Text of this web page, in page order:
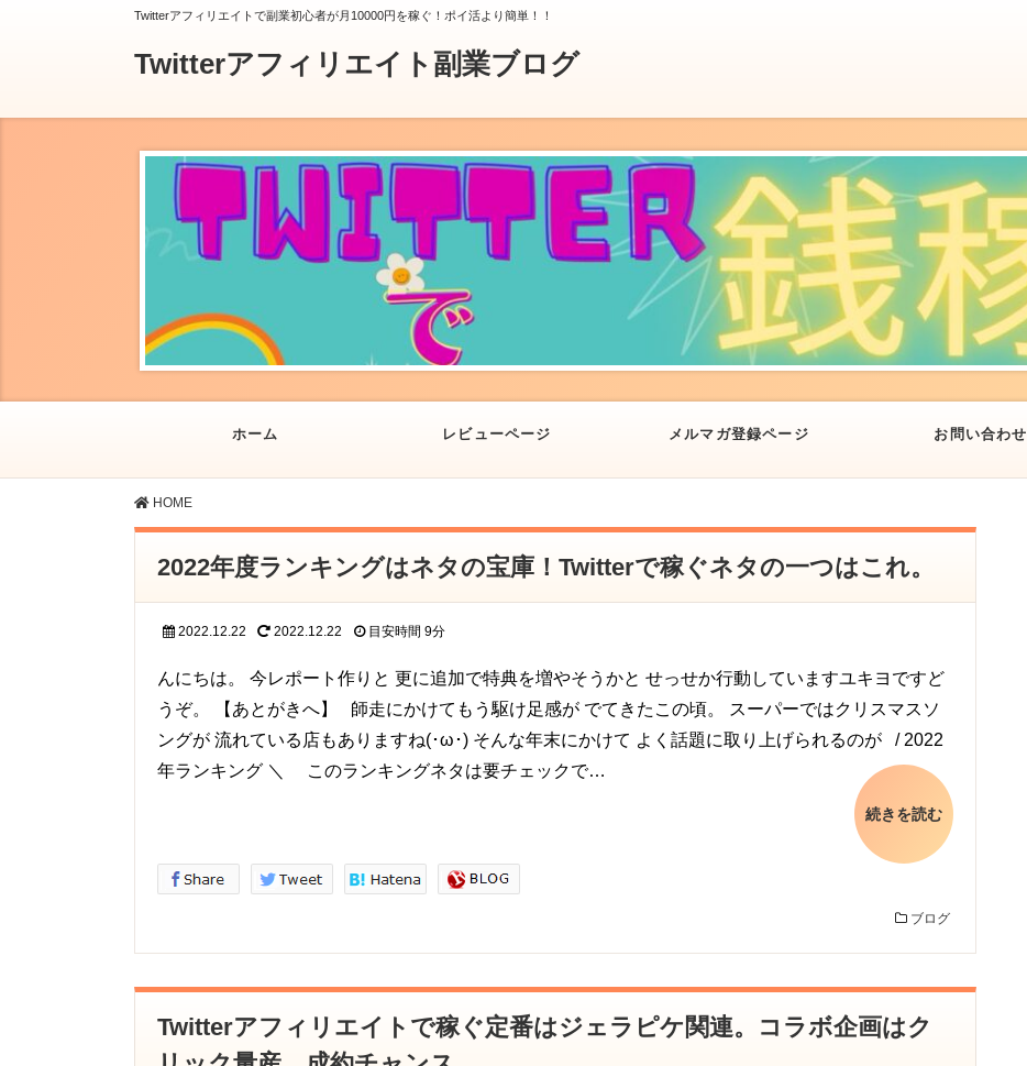
Twitterアフィリエイトで副業初心者が月10000円を稼ぐ！ポイ活より簡単！！
Twitterアフィリエイト副業ブログ
ホーム レビューページ メルマガ登録ページ お問い合わせ
HOME
2022年度ランキングはネタの宝庫！Twitterで稼ぐネタの一つはこれ。
2022.12.22 2022.12.22 目安時間 9分
んにちは。 今レポート作りと 更に追加で特典を増やそうかと せっせか行動していますユキヨですど
うぞ。 【あとがきへ】 師走にかけてもう駆け足感が でてきたこの頃。 スーパーではクリスマスソ
ングが 流れている店もありますね(･ω･) そんな年末にかけて よく話題に取り上げられるのが / 2022
年ランキング ＼ このランキングネタは要チェックで…
続きを読む
ブログ
Twitterアフィリエイトで稼ぐ定番はジェラピケ関連。コラボ企画はク